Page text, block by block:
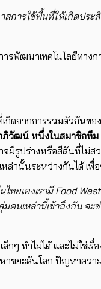
การใช้พื้นที่ให้เกิดประ
ารพัฒนาเทคโนโลยีทางก
กิดจากการรวมตัวกันขอ
ภิวัฒน์ หนึ่งในสมาชิกทีม
จมีรูปร่างหรือสีสันที่ไม่ส
หล่านั้นระหว่างกันได้ เพื่
ทยเองเรามีFood
มคนเหล่านี้เข้าถึงกัน จะ
ล็กๆ ทำไม่ได้ และไม่ใ
ขยะล้นโลก ปัญหาควา